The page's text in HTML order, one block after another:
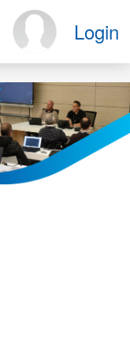
Login